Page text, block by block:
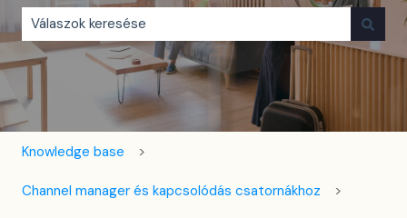
Nincs javaslat, mert üres a keresőmező.
Knowledge base
Channel manager és kapcsolódás csatornákhoz